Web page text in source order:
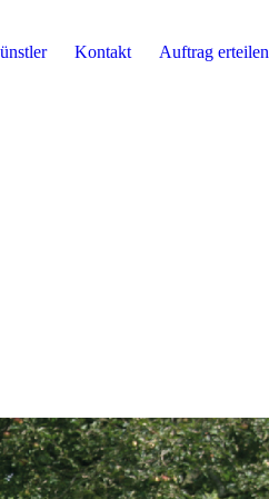
Kontakt Auftrag erteilen